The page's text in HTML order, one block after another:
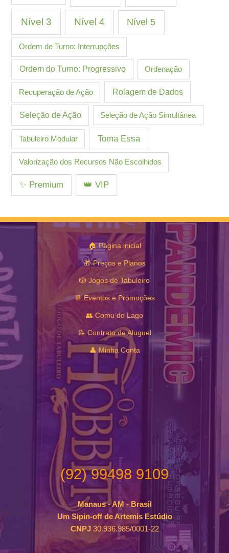
Nível 3 Nível 4 Nível 5
Ordem de Turno: Interrupções
Ordem do Turno: Progressivo Ordenação
Recuperação de Ação Rolagem de Dados
Seleção de Ação Seleção de Ação Simultânea
Tabuleiro Modular Toma Essa
Valorização dos Recursos Não Escolhidos
✨ Premium 👑 VIP
🏠 Página inicial
🎁 Preços e Planos
🎲 Jogos de Tabuleiro
📆 Eventos e Promoções
👥 Comu do Lago
📝 Contrato de Aluguel
👤 Minha Conta
(92) 99498 9109
Manaus - AM - Brasil
Um Sipin-off de Artemis Estúdio
CNPJ30.936.985/0001-22